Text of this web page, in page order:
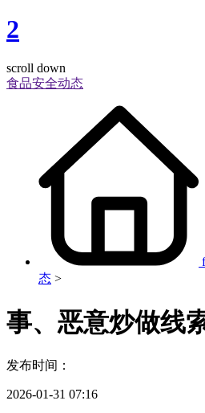
2
scroll down
食品安全动态
态 >
事、恶意炒做线
发布时间：
2026-01-31 07:16